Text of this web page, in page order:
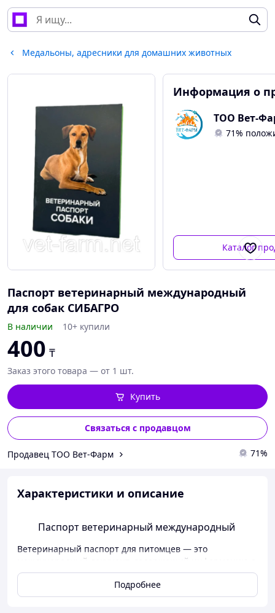
Медальоны, адресники для домашних животных
Информация о
ТОО Вет-
71%
Каталог
Паспорт ветеринарный международный
для собак СИБАГРО
В наличии 10+ купили
400 ₸
Заказ этого товара — от 1 шт.
Купить
Связаться с продавцом
Продавец ТОО Вет-Фарм 71%
Характеристики и описание
Паспорт ветеринарный международный
Ветеринарный паспорт для питомцев — это
международный документ, содержащий информацию о
животном и контактные данные владельца. На его
основе выдаётся ветеринарная справка для провоза
животных в общественном наземном и воздушном
Подробнее